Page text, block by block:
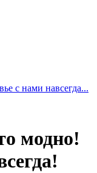
с нами навсегда...
модно!